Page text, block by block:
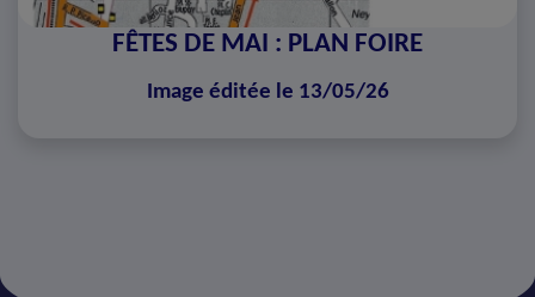
FÊTES DE MAI : PLAN FOIRE
Image éditée le 13/05/26